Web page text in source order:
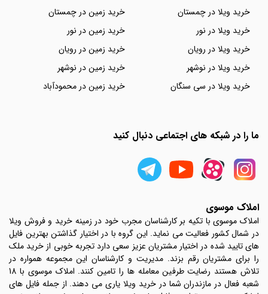
خرید ویلا در چمستان
خرید ویلا در نور
خرید ویلا در رویان
خرید ویلا در نوشهر
خرید ویلا در سی سنگان
خرید زمین در چمستان
خرید زمین در نور
خرید زمین در رویان
خرید زمین در نوشهر
خرید زمین در محمودآباد
ما را در شبکه های اجتماعی دنبال کنید
املاک موسوی
املاک موسوی با تکیه بر کارشناسان مجرب خود در زمینه خرید و فروش ویلا
در شمال کشور فعالیت می نماید. این گروه با در اختیار گذاشتن بهترین فایل
های تایید شده در اختیار مشتریان عزیز سعی دارد تجربه خوبی از خرید ملک
را برای مشتریان رقم بزند. مدیریت و کارشناسان این مجموعه همواره در
تلاش هستند رضایت طرفین معامله ها را تامین کنند. املاک موسوی با 18
شعبه فعال در مازندران شما در خرید ویلا یاری می دهند. از جمله فایل های